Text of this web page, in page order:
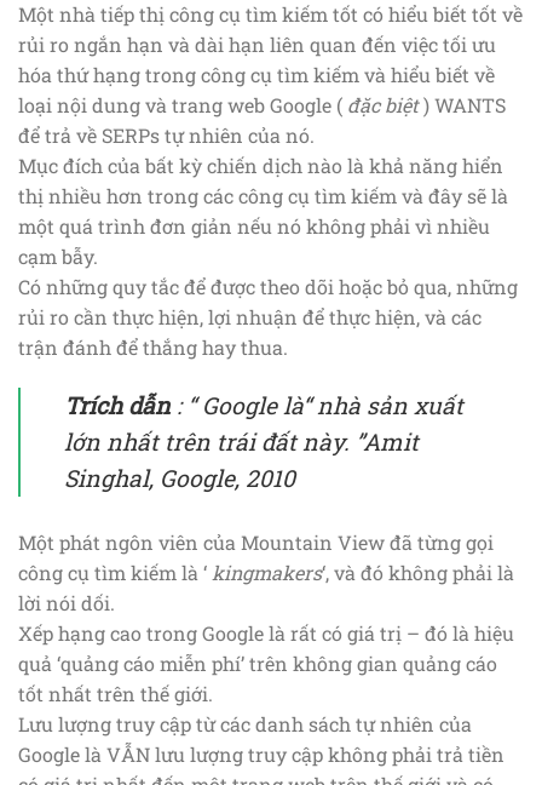
Một nhà tiếp thị công cụ tìm kiếm tốt có hiểu biết tốt về
rủi ro ngắn hạn và dài hạn liên quan đến việc tối ưu
hóa thứ hạng trong công cụ tìm kiếm và hiểu biết về
loại nội dung và trang web Google ( đặc biệt) WANTS
để trả về SERPs tự nhiên của nó.
Mục đích của bất kỳ chiến dịch nào là khả năng hiển
thị nhiều hơn trong các công cụ tìm kiếm và đây sẽ là
một quá trình đơn giản nếu nó không phải vì nhiều
cạm bẫy.
Có những quy tắc để được theo dõi hoặc bỏ qua, những
rủi ro cần thực hiện, lợi nhuận để thực hiện, và các
trận đánh để thắng hay thua.
Trích dẫn : “Google là“ nhà sản xuất
lớn nhất trên trái đất này. ”Amit
Singhal, Google, 2010
Một phát ngôn viên của Mountain View đã từng gọi
công cụ tìm kiếm là ‘ kingmakers‘, và đó không phải là
lời nói dối.
Xếp hạng cao trong Google là rất có giá trị – đó là hiệu
quả ‘quảng cáo miễn phí’ trên không gian quảng cáo
tốt nhất trên thế giới.
Lưu lượng truy cập từ các danh sách tự nhiên của
Google là VẪN lưu lượng truy cập không phải trả tiền